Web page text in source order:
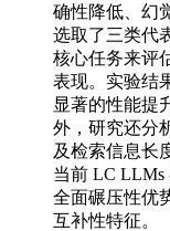
确性降低、幻
选取了三类代
核心任务来评
表现。实验结
显著的性能提
外，研究还分
及检索信息长
当前 LC LLMs
全面碾压性优
互补性特征。